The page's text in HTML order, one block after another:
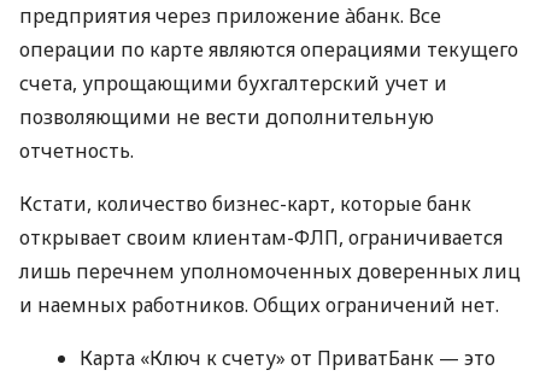
предприятия через приложение àбанк. Все
операции по карте являются операциями текущего
счета, упрощающими бухгалтерский учет и
позволяющими не вести дополнительную
отчетность.
Кстати, количество бизнес-карт, которые банк
открывает своим клиентам-ФЛП, ограничивается
лишь перечнем уполномоченных доверенных лиц
и наемных работников. Общих ограничений нет.
Карта «Ключ к счету» от ПриватБанк — это